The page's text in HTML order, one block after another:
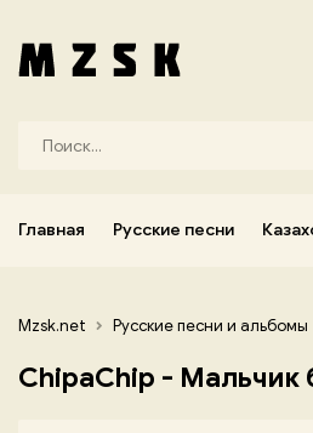
Главная Русские песни
Mzsk.net Русские песни и альбомы
ChipaChip - Мальчик
Узбекские песни